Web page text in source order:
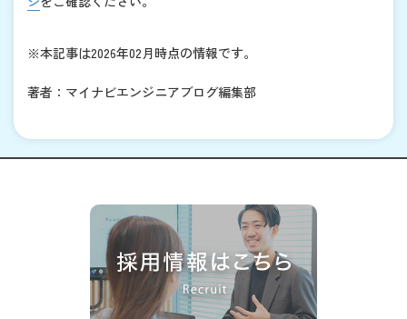
※本記事は2026年02月時点の情報です。
著者：マイナビエンジニアブログ編集部